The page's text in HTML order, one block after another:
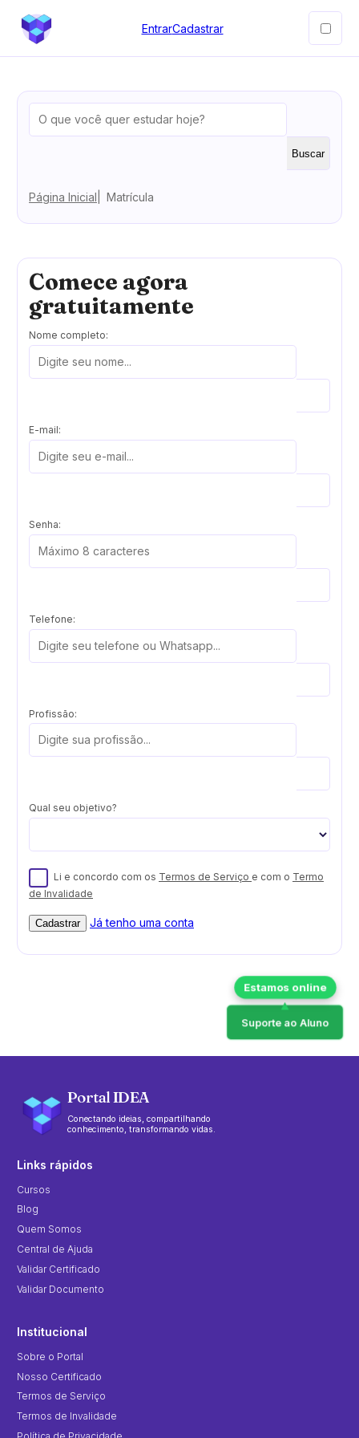
EntrarCadastrar
Buscar
Página Inicial Matrícula
Comece agora
gratuitamente
Nome completo:
E-mail:
Senha:
Telefone:
Profissão:
Qual seu objetivo?
Li e concordo com os Termos de Serviço e com o Termo
de Invalidade
Cadastrar Já tenho uma conta
Suporte ao Aluno
Portal IDEA
Conectando ideias, compartilhando
conhecimento, transformando vidas.
Links rápidos
Cursos
Blog
Quem Somos
Central de Ajuda
Validar Certificado
Validar Documento
Institucional
Sobre o Portal
Nosso Certificado
Termos de Serviço
Termos de Invalidade